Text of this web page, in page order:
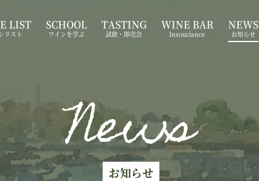
LIST
リスト
SCHOOL
ワインを学ぶ
TASTING
試飲・即売会
WINE BAR
Insouciance
NEWS
お知らせ
News
お知らせ